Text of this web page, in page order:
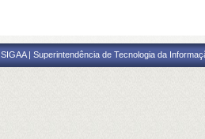
SIGAA | Superintendência de Tecnologia da